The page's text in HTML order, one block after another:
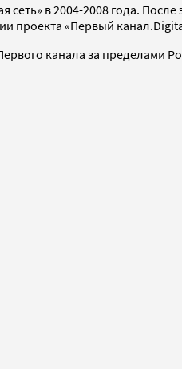
в 2004-2008 года. После
проекта «Первый
канала за пределами